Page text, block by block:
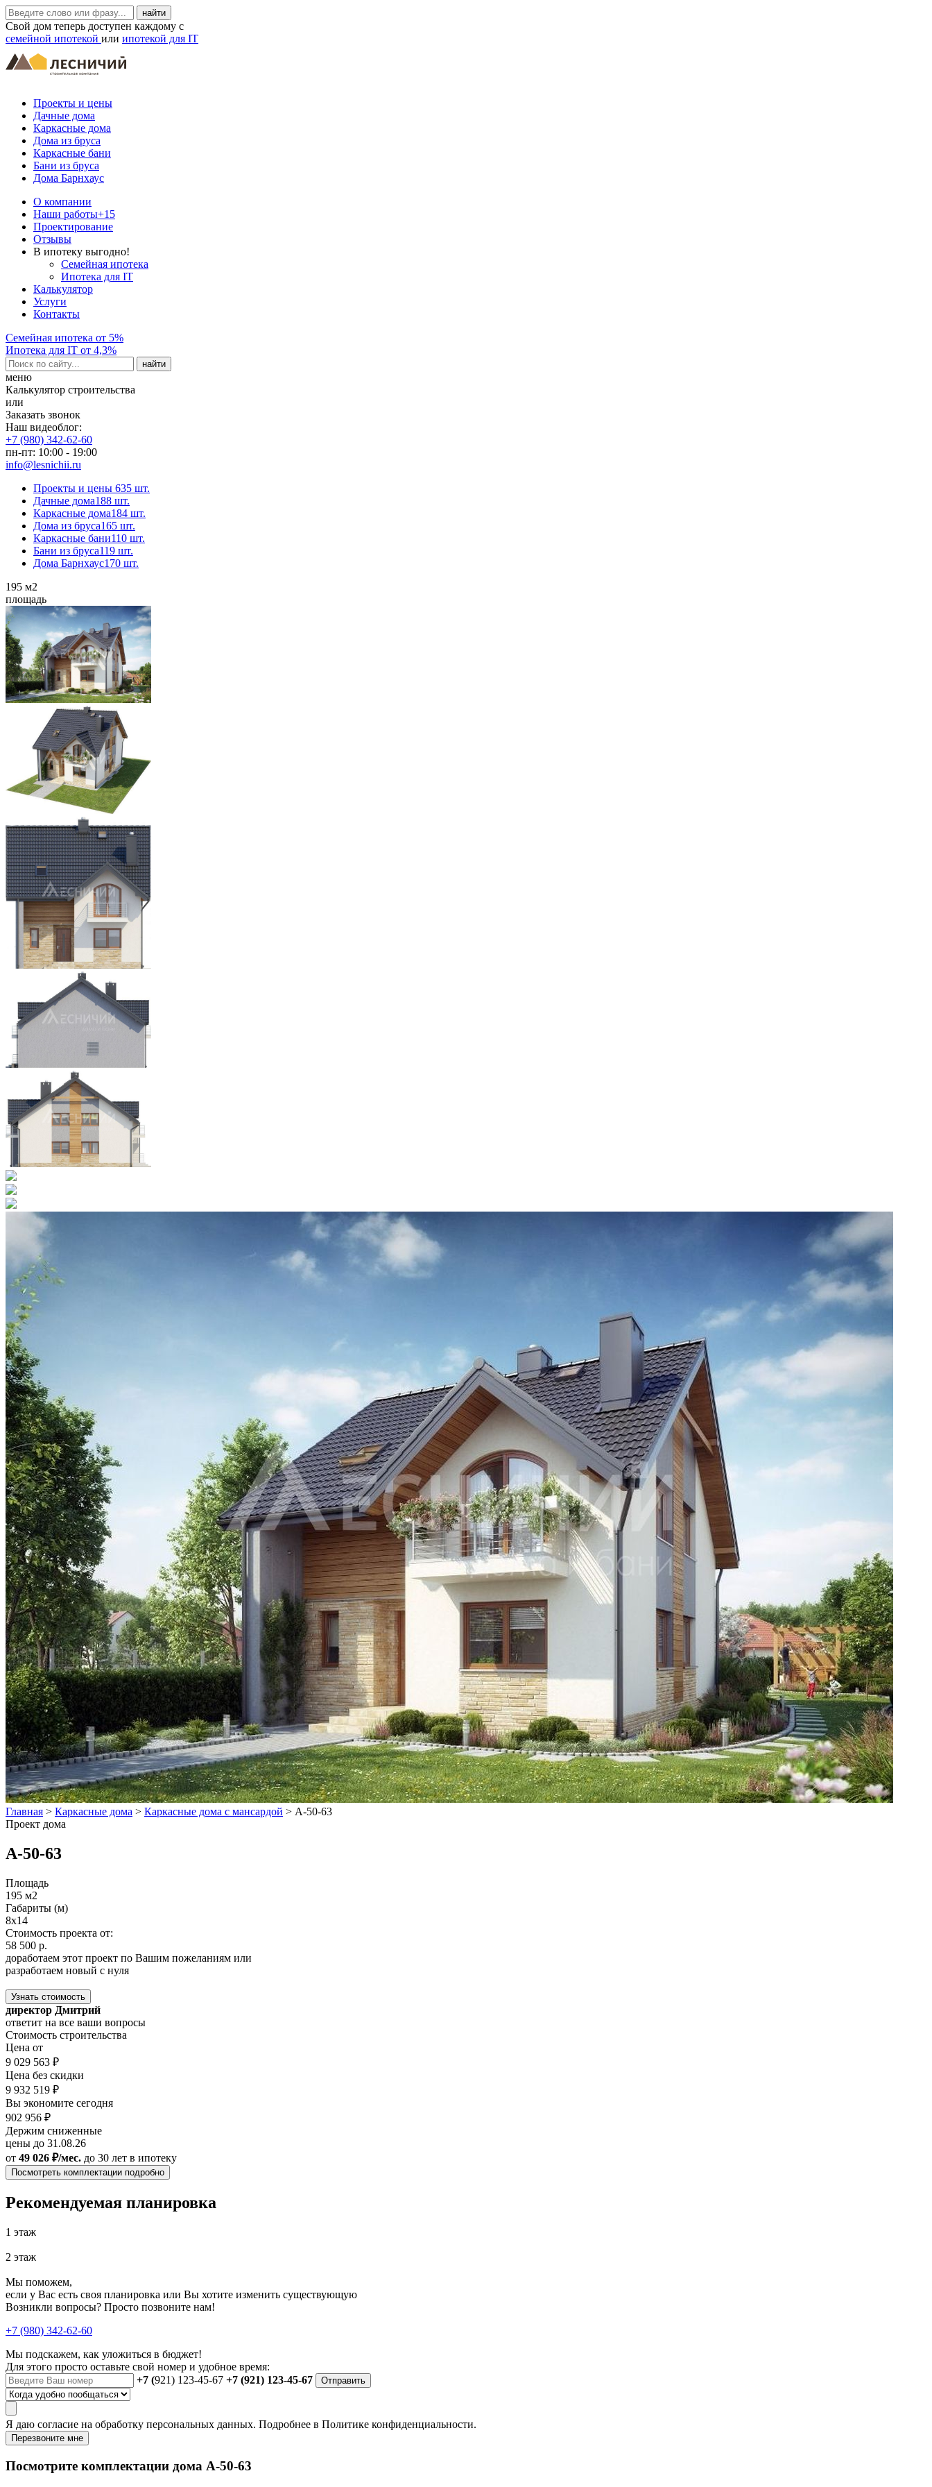
Свой дом теперь доступен каждому с
семейной ипотекой или ипотекой для IT
Проекты и цены
Дачные дома
Каркасные дома
Дома из бруса
Каркасные бани
Бани из бруса
Дома Барнхаус
О компании
Наши работы+15
Проектирование
Отзывы
В ипотеку выгодно!
Семейная ипотека
Ипотека для IT
Калькулятор
Услуги
Контакты
Семейная ипотека от 5%
Ипотека для IT от 4,3%
меню
Калькулятор строительства
или
Заказать звонок
Наш видеоблог:
+7 (980) 342-62-60
пн-пт: 10:00 - 19:00
info@lesnichii.ru
Проекты и цены 635 шт.
Дачные дома188 шт.
Каркасные дома184 шт.
Дома из бруса165 шт.
Каркасные бани110 шт.
Бани из бруса119 шт.
Дома Барнхаус170 шт.
195 м2
площадь
Главная > Каркасные дома > Каркасные дома с мансардой > А-50-63
Проект дома
А-50-63
Площадь
195 м2
Габариты (м)
8x14
Стоимость проекта от:
58 500 р.
доработаем этот проект по Вашим пожеланиям или
разработаем новый с нуля
Узнать стоимость
директор Дмитрий
ответит на все ваши вопросы
Стоимость строительства
Цена от
9 029 563 ₽
Цена без скидки
9 932 519 ₽
Вы экономите сегодня
902 956 ₽
Держим сниженные
цены до 31.08.26
от 49 026 ₽/мес. до 30 лет в ипотеку
Посмотреть комплектации подробно
Рекомендуемая планировка
1 этаж
2 этаж
Мы поможем,
если у Вас есть своя планировка или Вы хотите изменить существующую
Возникли вопросы? Просто позвоните нам!
+7 (980) 342-62-60
Мы подскажем, как уложиться в бюджет!
Для этого просто оставьте свой номер и удобное время:
+7 (921) 123-45-67 +7 (921) 123-45-67 Отправить
Я даю согласие на обработку персональных данных. Подробнее в Политике конфиденциальности.
Перезвоните мне
Посмотрите комплектации дома А-50-63